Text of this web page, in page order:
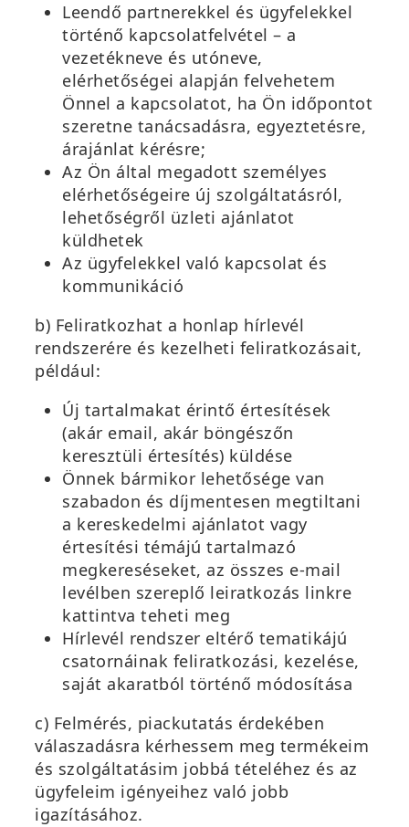
Leendő partnerekkel és ügyfelekkel
történő kapcsolatfelvétel – a
vezetékneve és utóneve,
elérhetőségei alapján felvehetem
Önnel a kapcsolatot, ha Ön időpontot
szeretne tanácsadásra, egyeztetésre,
árajánlat kérésre;
Az Ön által megadott személyes
elérhetőségeire új szolgáltatásról,
lehetőségről üzleti ajánlatot
küldhetek
Az ügyfelekkel való kapcsolat és
kommunikáció
b) Feliratkozhat a honlap hírlevél
rendszerére és kezelheti feliratkozásait,
például:
Új tartalmakat érintő értesítések
(akár email, akár böngészőn
keresztüli értesítés) küldése
Önnek bármikor lehetősége van
szabadon és díjmentesen megtiltani
a kereskedelmi ajánlatot vagy
értesítési témájú tartalmazó
megkereséseket, az összes e-mail
levélben szereplő leiratkozás linkre
kattintva teheti meg
Hírlevél rendszer eltérő tematikájú
csatornáinak feliratkozási, kezelése,
saját akaratból történő módosítása
c) Felmérés, piackutatás érdekében
válaszadásra kérhessem meg termékeim
és szolgáltatásim jobbá tételéhez és az
ügyfeleim igényeihez való jobb
igazításához.